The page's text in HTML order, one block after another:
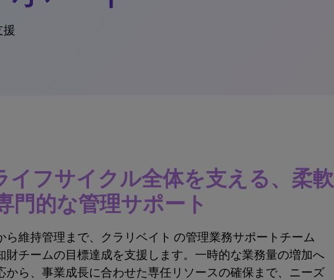
イフサイクル全体を支える、柔軟
門的な管理サポート
ら維持管理まで、クラリベイト の管理業務サポートチーム
財チームの目標達成を支援します。一時的な業務量の増加へ
から、事業成長に合わせた専任リソースの確保まで、ニーズ